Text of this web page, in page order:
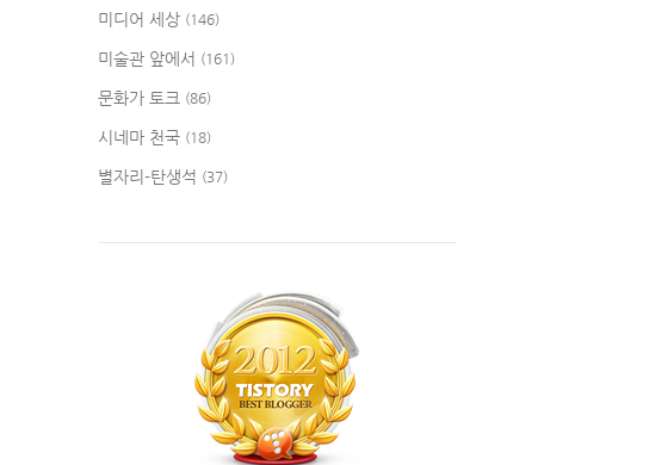
미디어 세상 (146)
미술관 앞에서 (161)
문화가 토크 (86)
시네마 천국 (18)
별자리-탄생석 (37)